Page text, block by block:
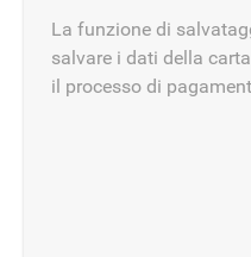
La funzione di
salvare i dati della
il processo di